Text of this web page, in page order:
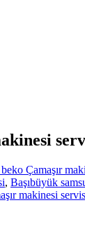
Çamaşır
, Başıbüyük
makinesi